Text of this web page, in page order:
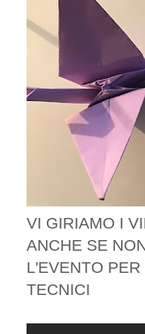
VI GIRIAMO I
ANCHE SE
L'EVENTO
TECNICI